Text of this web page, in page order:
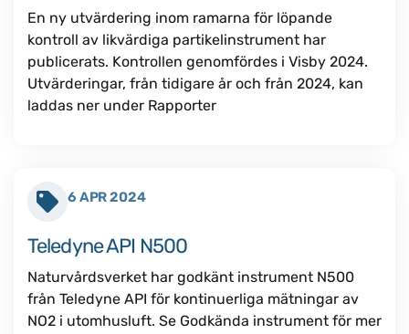
En ny utvärdering inom ramarna för löpande
kontroll av likvärdiga partikelinstrument har
publicerats. Kontrollen genomfördes i Visby 2024.
Utvärderingar, från tidigare år och från 2024, kan
laddas ner under Rapporter
6 APR 2024
Teledyne API N500
Naturvårdsverket har godkänt instrument N500
från Teledyne API för kontinuerliga mätningar av
NO2 i utomhusluft. Se Godkända instrument för mer